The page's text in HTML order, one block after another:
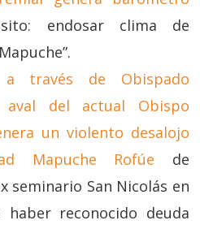
endosar clima de
a través de Obispado
del actual Obispo
un violento desalojo
Mapuche Rofúe de
seminario San Nicolás en
haber reconocido deuda